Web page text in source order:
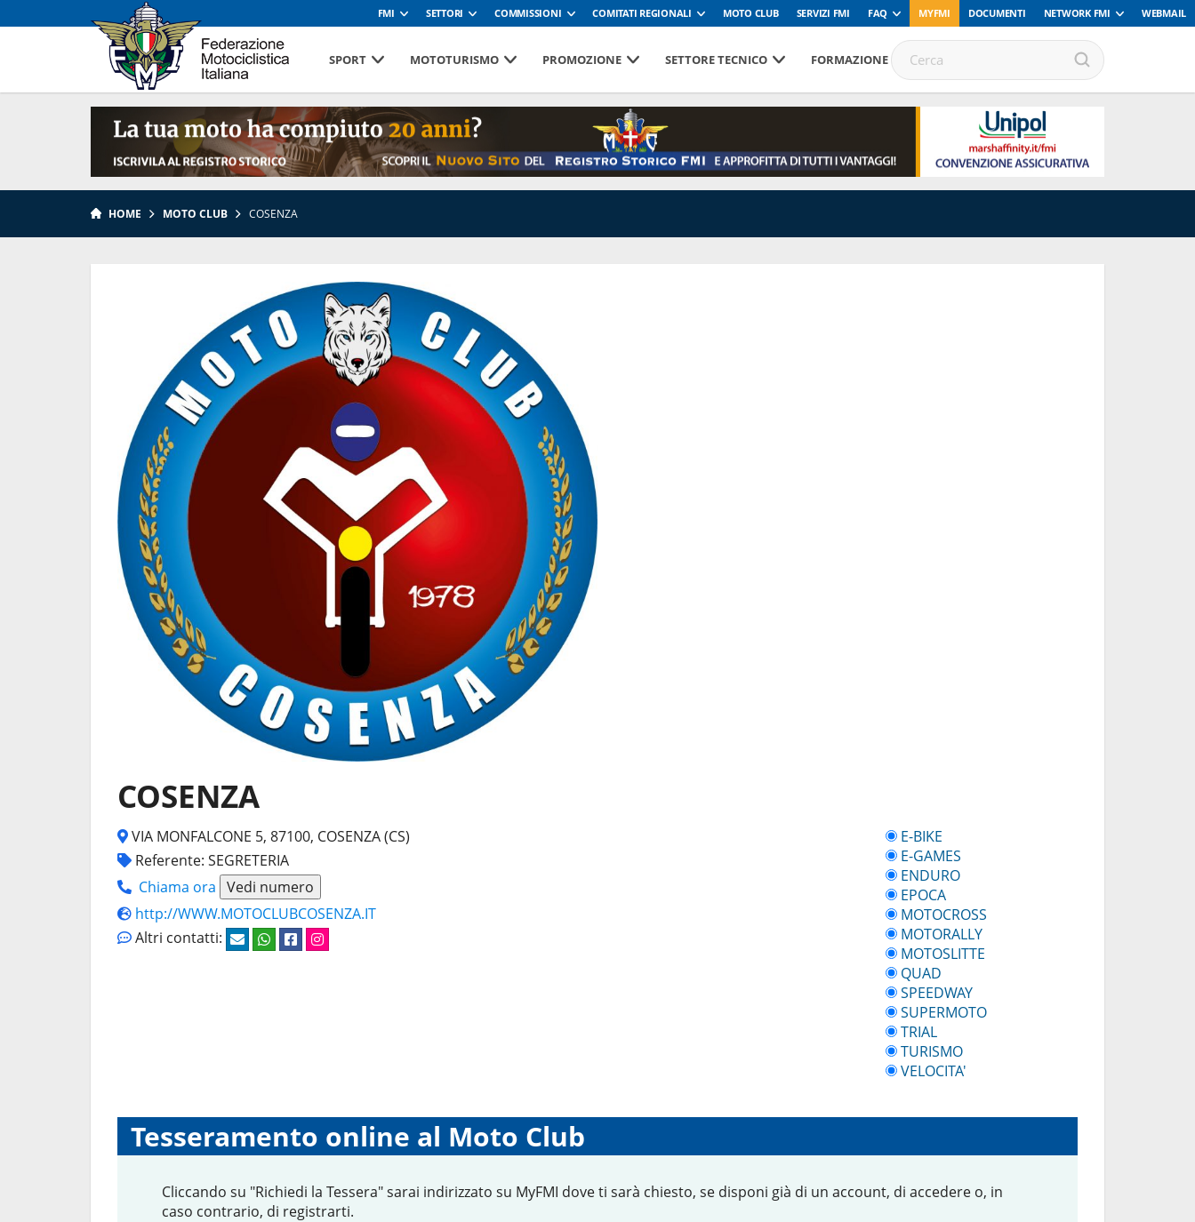
FMI SETTORI COMMISSIONI COMITATI REGIONALI MOTO CLUB SERVIZI FMI FAQ MYFMI DOCUMENTI NETWORK FMI WEBMAIL
SPORT MOTOTURISMO PROMOZIONE SETTORE TECNICO FORMAZIONE
HOME MOTO CLUB COSENZA
COSENZA
VIA MONFALCONE 5, 87100, COSENZA (CS)
Referente: SEGRETERIA
Chiama ora Vedi numero
http://WWW.MOTOCLUBCOSENZA.IT
Altri contatti:
E-BIKE
E-GAMES
ENDURO
EPOCA
MOTOCROSS
MOTORALLY
MOTOSLITTE
QUAD
SPEEDWAY
SUPERMOTO
TRIAL
TURISMO
VELOCITA'
Tesseramento online al Moto Club
Cliccando su "Richiedi la Tessera" sarai indirizzato su MyFMI dove ti sarà chiesto, se disponi già di un account, di accedere o, in
caso contrario, di registrarti.